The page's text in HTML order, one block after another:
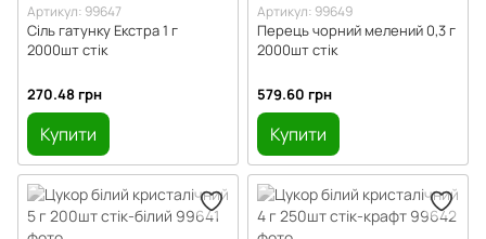
Артикул: 99647
Сіль гатунку Екстра 1 г
2000шт стік
270.48 грн
Купити
Артикул: 99649
Перець чорний мелений 0,3 г
2000шт стік
579.60 грн
Купити